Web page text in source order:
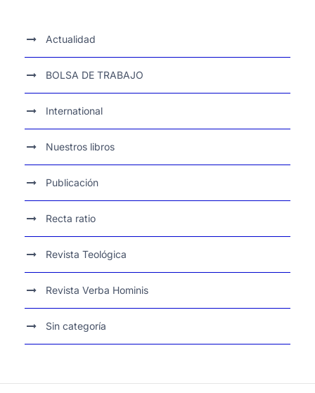
Actualidad
BOLSA DE TRABAJO
International
Nuestros libros
Publicación
Recta ratio
Revista Teológica
Revista Verba Hominis
Sin categoría